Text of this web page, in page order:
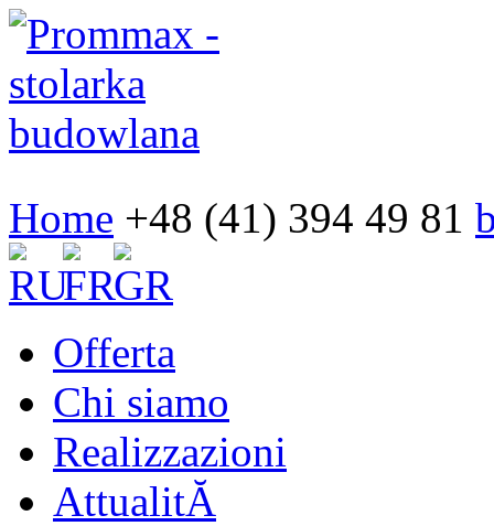
Home +48 (41) 394 49 81
Offerta
Chi siamo
Realizzazioni
AttualitĂ